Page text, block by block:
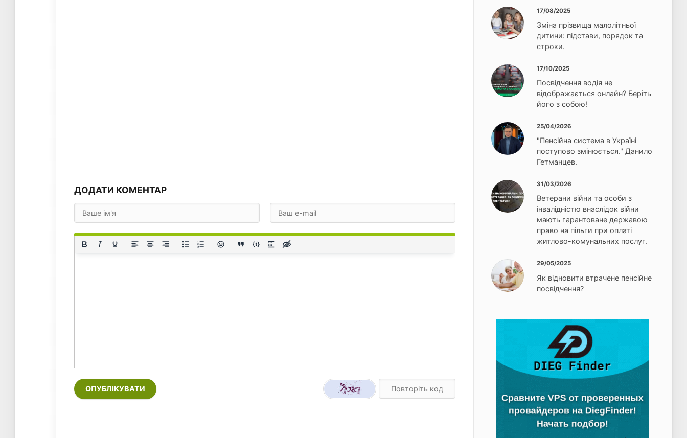
ДОДАТИ КОМЕНТАР
ОПУБЛІКУВАТИ
17/08/2025
Зміна прізвища малолітньої
дитини: підстави, порядок та
строки.
17/10/2025
Посвідчення водія не
відображається онлайн? Беріть
його з собою!
25/04/2026
"Пенсійна система в Україні
поступово змінюється." Данило
Гетманцев.
31/03/2026
Ветерани війни та особи з
інвалідністю внаслідок війни
мають гарантоване державою
право на пільги при оплаті
житлово-комунальних послуг.
29/05/2025
Як відновити втрачене пенсійне
посвідчення?